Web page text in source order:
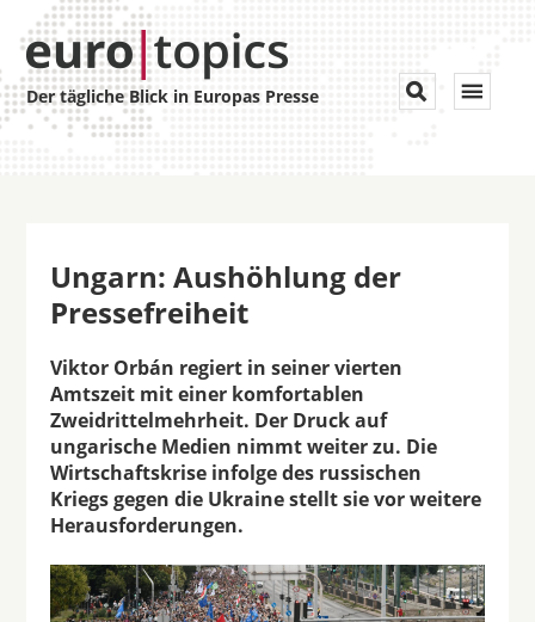
Der tägliche Blick in Europas Presse Toggle


Ungarn: Aushöhlung der
Pressefreiheit
Viktor Orbán regiert in seiner vierten
Amtszeit mit einer komfortablen
Zweidrittelmehrheit. Der Druck auf
ungarische Medien nimmt weiter zu. Die
Wirtschaftskrise infolge des russischen
Kriegs gegen die Ukraine stellt sie vor weitere
Herausforderungen.